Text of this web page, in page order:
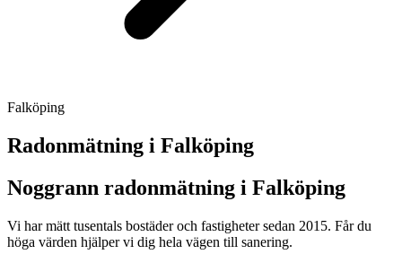
Falköping
Radonmätning i Falköping
Noggrann radonmätning i Falköping
Vi har mätt tusentals bostäder och fastigheter sedan 2015. Får du
höga värden hjälper vi dig hela vägen till sanering.